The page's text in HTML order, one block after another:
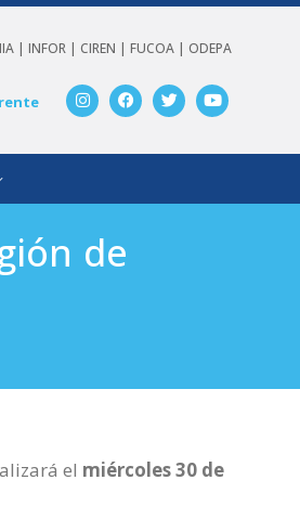
|INFOR | CIREN |FUCOA | ODEPA
de
el miércoles 30 de